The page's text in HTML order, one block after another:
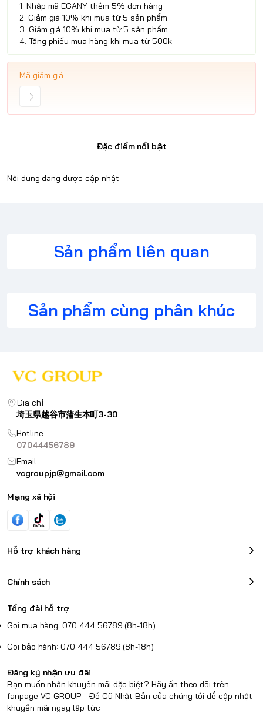
1. Nhập mã EGANY thêm 5% đơn hàng
2. Giảm giá 10% khi mua từ 5 sản phẩm
3. Giảm giá 10% khi mua từ 5 sản phẩm
4. Tặng phiếu mua hàng khi mua từ 500k
Mã giảm giá
Đặc điểm nổi bật
Nội dung đang được cập nhật
Sản phẩm liên quan
Sản phẩm cùng phân khúc
Địa chỉ
埼玉県越谷市蒲生本町3-30
Hotline
07044456789
Email
vcgroupjp@gmail.com
Mạng xã hội
Hỗ trợ khách hàng
Chính sách
Tổng đài hỗ trợ
Gọi mua hàng: 070 444 56789 (8h-18h)
Gọi bảo hành: 070 444 56789 (8h-18h)
Đăng ký nhận ưu đãi
Bạn muốn nhận khuyến mãi đặc biệt? Hãy ấn theo dõi trên
fanpage VC GROUP - Đồ Cũ Nhật Bản của chúng tôi để cập nhật
khuyến mãi ngay lập tức